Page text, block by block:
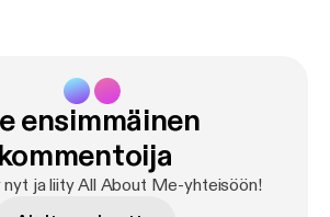
c-wolf2/support
ensimmäinen
kommentoija
nyt ja liity All About Me-yhteisöön!